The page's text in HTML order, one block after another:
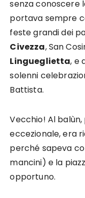
senza conoscere
portava sempre
feste grandi dei
Civezza, San
Lingueglietta, e
solenni
Battista.
Vecchio! Al
eccezionale, era
perché sapeva
mancini) e la
opportuno.